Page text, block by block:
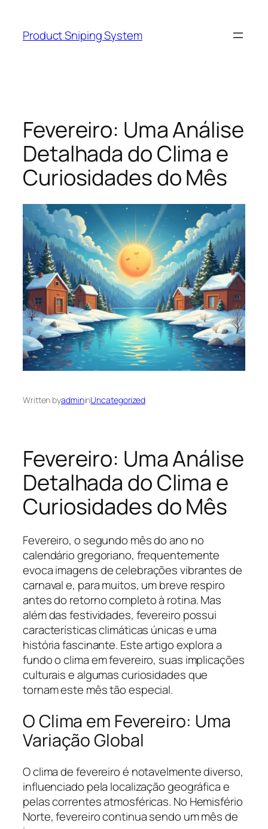
content
Product Sniping System
Fevereiro: Uma Análise
Detalhada do Clima e
Curiosidades do Mês
Written byadmininUncategorized
Fevereiro: Uma Análise
Detalhada do Clima e
Curiosidades do Mês
Fevereiro, o segundo mês do ano no
calendário gregoriano, frequentemente
evoca imagens de celebrações vibrantes de
carnaval e, para muitos, um breve respiro
antes do retorno completo à rotina. Mas
além das festividades, fevereiro possui
características climáticas únicas e uma
história fascinante. Este artigo explora a
fundo o clima em fevereiro, suas implicações
culturais e algumas curiosidades que
tornam este mês tão especial.
O Clima em Fevereiro: Uma
Variação Global
O clima de fevereiro é notavelmente diverso,
influenciado pela localização geográfica e
pelas correntes atmosféricas. No Hemisfério
Norte, fevereiro continua sendo um mês de